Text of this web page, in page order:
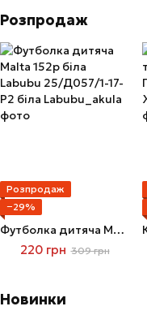
Розпродаж
Розпродаж
−29%
Футболка дитяча Malta 152р біла Labubu
220 грн 309 грн
Новинки